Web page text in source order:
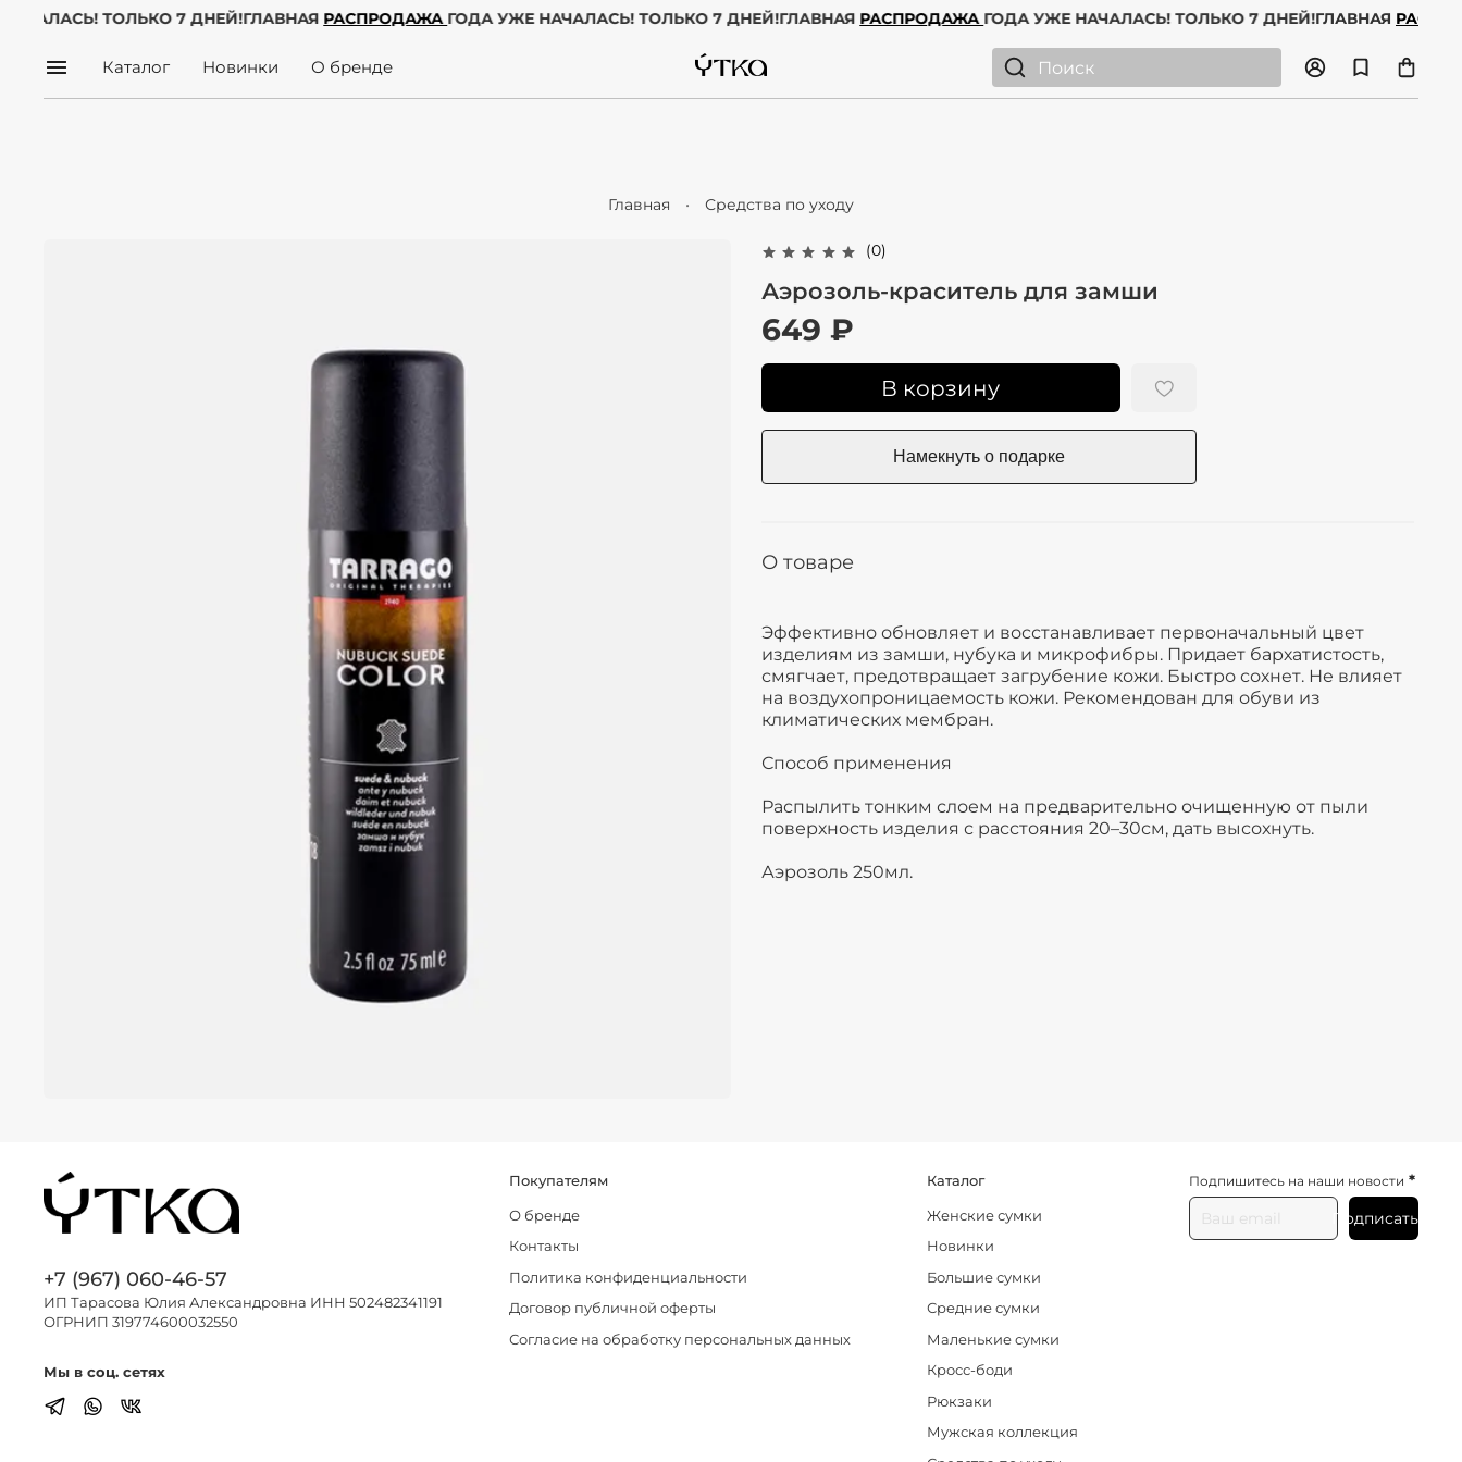
НАЧАЛАСЬ! ТОЛЬКО 7 ДНЕЙ!ГЛАВНАЯРАСПРОДАЖАГОДА УЖЕ НАЧАЛАСЬ! ТОЛЬКО 7 ДНЕЙ!ГЛАВНАЯРАСПРОДАЖАГОДА УЖЕ НАЧАЛАСЬ! ТОЛЬКО 7 ДНЕЙ!ГЛАВНАЯ
Каталог Новинки О бренде
Главная Средства по уходу
(0)
Аэрозоль-краситель для замши
649 ₽
В корзину
О товаре
Эффективно обновляет и восстанавливает первоначальный цвет
изделиям из замши, нубука и микрофибры. Придает бархатистость,
смягчает, предотвращает загрубение кожи. Быстро сохнет. Не влияет
на воздухопроницаемость кожи. Рекомендован для обуви из
климатических мембран.
Способ применения
Распылить тонким слоем на предварительно очищенную от пыли
поверхность изделия с расстояния 20–30см, дать высохнуть.
Аэрозоль 250мл.
Покупателям
О бренде
Контакты
Политика конфиденциальности
Договор публичной оферты
Согласие на обработку персональных данных
Каталог
Женские сумки
Новинки
Большие сумки
Средние сумки
Маленькие сумки
Кросс-боди
Рюкзаки
Мужская коллекция
Подпишитесь на наши новости *
Подписаться
+7 (967) 060-46-57
ИП Тарасова Юлия Александровна ИНН 502482341191
ОГРНИП 319774600032550
Мы в соц. сетях